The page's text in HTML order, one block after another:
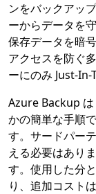
ンをバックアッ
ーからデータを
保存データを暗
アクセスを防ぐ
ーにのみ Just-In-
Azure Backup
かの簡単な手順
す。サードパー
える必要はあり
す。使用した分
り、追加コスト